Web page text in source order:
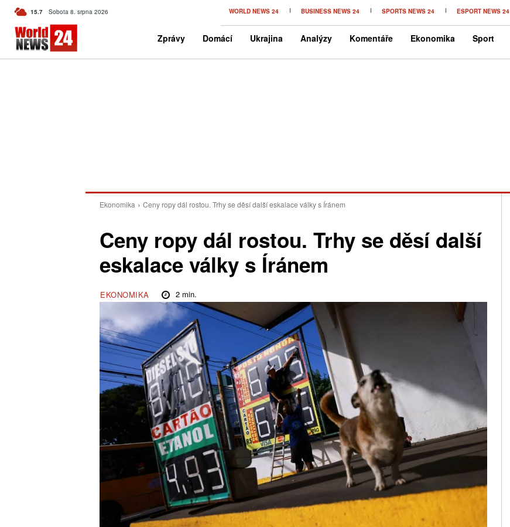
15.7 C Czech
Sobota 8. srpna 2026 WORLD NEWS 24 BUSINESS NEWS 24 SPORTS NEWS 24 ESPORT NEWS 24
Zprávy Domácí Ukrajina Analýzy Komentáře Ekonomika Sport
Ekonomika Ceny ropy dál rostou. Trhy se děsí další eskalace války s Íránem
Ceny ropy dál rostou. Trhy se děsí další
eskalace války s Íránem
EKONOMIKA 2min.